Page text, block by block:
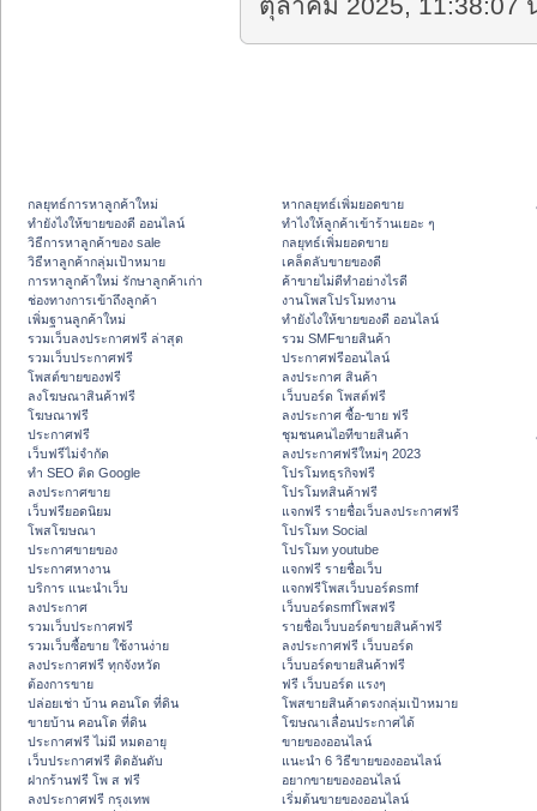
ตุลาคม 2025, 11:38:07
กลยุทธ์การหาลูกค้าใหม่
ทํายังไงให้ขายของดี ออนไลน์
วิธีการหาลูกค้าของ sale
วิธีหาลูกค้ากลุ่มเป้าหมาย
การหาลูกค้าใหม่ รักษาลูกค้าเก่า
ช่องทางการเข้าถึงลูกค้า
เพิ่มฐานลูกค้าใหม่
รวมเว็บลงประกาศฟรี ล่าสุด
รวมเว็บประกาศฟรี
โพสต์ขายของฟรี
ลงโฆษณาสินค้าฟรี
โฆษณาฟรี
ประกาศฟรี
เว็บฟรีไม่จำกัด
ทำ SEO ติด Google
ลงประกาศขาย
เว็บฟรียอดนิยม
โพสโฆษณา
ประกาศขายของ
ประกาศหางาน
บริการ แนะนำเว็บ
ลงประกาศ
รวมเว็บประกาศฟรี
รวมเว็บซื้อขาย ใช้งานง่าย
ลงประกาศฟรี ทุกจังหวัด
ต้องการขาย
ปล่อยเช่า บ้าน คอนโด ที่ดิน
ขายบ้าน คอนโด ที่ดิน
ประกาศฟรี ไม่มี หมดอายุ
เว็บประกาศฟรี ติดอันดับ
ฝากร้านฟรี โพ ส ฟรี
ลงประกาศฟรี กรุงเทพ
หากลยุทธ์เพิ่มยอดขาย
ทําไงให้ลูกค้าเข้าร้านเยอะ ๆ
กลยุทธ์เพิ่มยอดขาย
เคล็ดลับขายของดี
ค้าขายไม่ดีทำอย่างไรดี
งานโพสโปรโมทงาน
ทํายังไงให้ขายของดี ออนไลน์
รวม SMFขายสินค้า
ประกาศฟรีออนไลน์
ลงประกาศ สินค้า
เว็บบอร์ด โพสต์ฟรี
ลงประกาศ ซื้อ-ขาย ฟรี
ชุมชนคนไอทีขายสินค้า
ลงประกาศฟรีใหม่ๆ 2023
โปรโมทธุรกิจฟรี
โปรโมทสินค้าฟรี
แจกฟรี รายชื่อเว็บลงประกาศฟรี
โปรโมท Social
โปรโมท youtube
แจกฟรี รายชื่อเว็บ
แจกฟรีโพสเว็บบอร์ดsmf
เว็บบอร์ดsmfโพสฟรี
รายชื่อเว็บบอร์ดขายสินค้าฟรี
ลงประกาศฟรี เว็บบอร์ด
เว็บบอร์ดขายสินค้าฟรี
ฟรี เว็บบอร์ด แรงๆ
โพสขายสินค้าตรงกลุ่มเป้าหมาย
โฆษณาเลื่อนประกาศได้
ขายของออนไลน์
แนะนำ 6 วิธีขายของออนไลน์
อยากขายของออนไลน์
เริ่มต้นขายของออนไลน์